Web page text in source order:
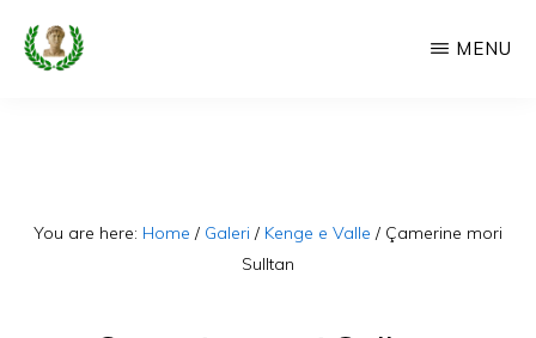
Skip
Faqe
MENU
You are here: Home / Galeri / Kenge e Valle / Çamerine mori
Sulltan